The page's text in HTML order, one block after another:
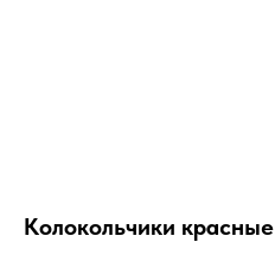
Колокольчики красные